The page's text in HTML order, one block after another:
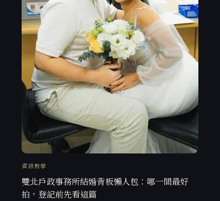
資訊教學
雙北戶政事務所結婚背板懶人包：哪一間最好
拍，登記前先看這篇